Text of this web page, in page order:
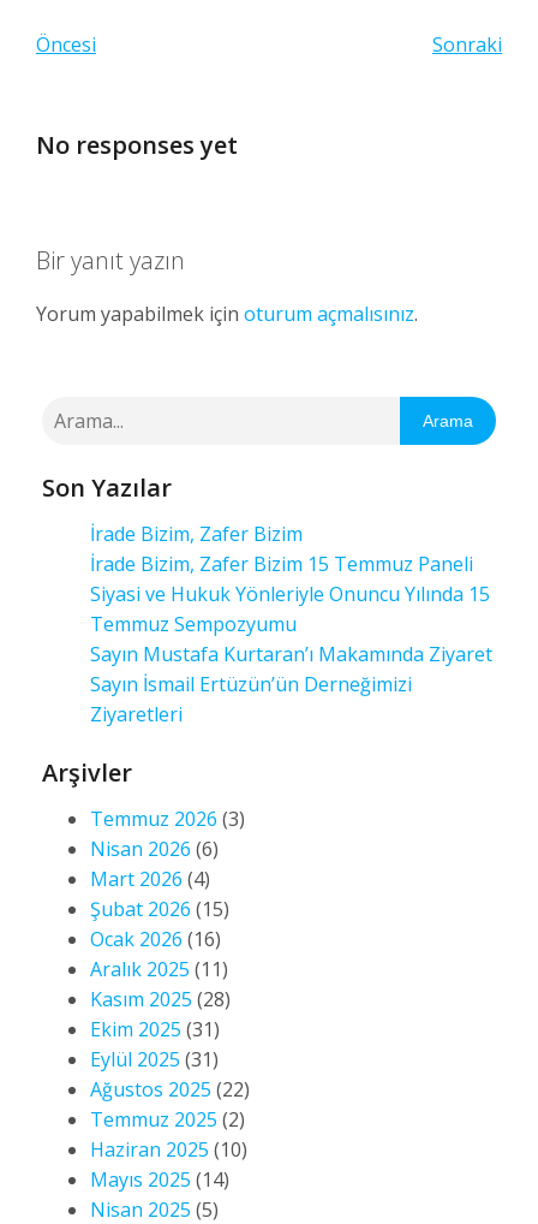
Öncesi Sonraki
No responses yet
Bir yanıt yazın
Yorum yapabilmek için oturum açmalısınız.
Arama
Son Yazılar
İrade Bizim, Zafer Bizim
İrade Bizim, Zafer Bizim 15 Temmuz Paneli
Siyasi ve Hukuk Yönleriyle Onuncu Yılında 15
Temmuz Sempozyumu
Sayın Mustafa Kurtaran’ı Makamında Ziyaret
Sayın İsmail Ertüzün’ün Derneğimizi
Ziyaretleri
Arşivler
Temmuz 2026 (3)
Nisan 2026 (6)
Mart 2026 (4)
Şubat 2026 (15)
Ocak 2026 (16)
Aralık 2025 (11)
Kasım 2025 (28)
Ekim 2025 (31)
Eylül 2025 (31)
Ağustos 2025 (22)
Temmuz 2025 (2)
Haziran 2025 (10)
Mayıs 2025 (14)
Nisan 2025 (5)